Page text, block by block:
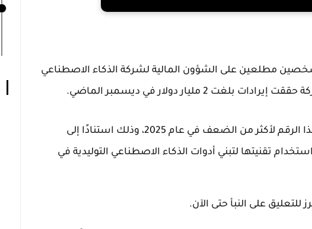
مطلعين على الشؤون المالية لشركة الذكاء الاصطناعي
2 مليار دولار في ديسمبر الماضي.
أن تتمكن من مضاعفة هذا الرقم لأكثر من الضعف في عام 2025، وذلك استنادًا إلى
تقنيتها لتبني أدوات الذكاء الاصطناعي التوليدية في
للتعليق على النبأ حتى الآن.